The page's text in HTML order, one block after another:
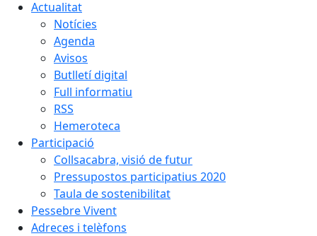
Actualitat
Notícies
Agenda
Avisos
Butlletí digital
Full informatiu
RSS
Hemeroteca
Participació
Collsacabra, visió de futur
Pressupostos participatius 2020
Taula de sostenibilitat
Pessebre Vivent
Adreces i telèfons